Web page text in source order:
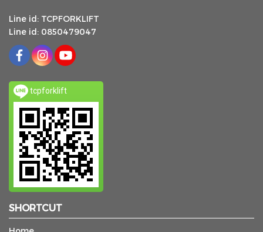
Line id: TCPFORKLIFT
Line id: 0850479047
tcpforklift
SHORTCUT